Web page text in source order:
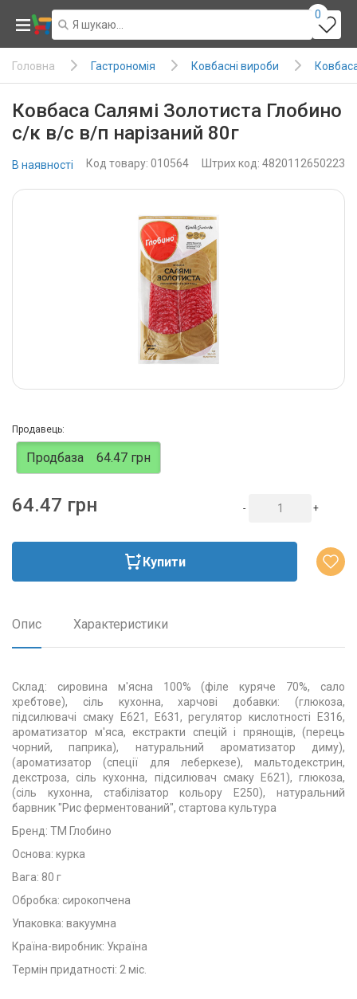
0
Головна Гастрономія Ковбасні вироби
Ковбаса Салямі Золотиста Глобино
с/к в/с в/п нарізаний 80г
В наявності Код товару: 010564 Штрих код: 4820112650223
Продавець:
Продбаза 64.47 грн
64.47 грн - +
Купити
Опис Характеристики
Склад: сировина м'ясна 100% (філе куряче 70%, сало
хребтове), сіль кухонна, харчові добавки: (глюкоза,
підсилювачі смаку Е621, Е631, регулятор кислотності Е316,
ароматизатор м'яса, екстракти спецій і прянощів, (перець
чорний, паприка), натуральний ароматизатор диму),
(ароматизатор (спеції для леберкезе), мальтодекстрин,
декстроза, сіль кухонна, підсилювач смаку Е621), глюкоза,
(сіль кухонна, стабілізатор кольору Е250), натуральний
барвник "Рис ферментований", стартова культура
Бренд: ТМ Глобино
Основа: курка
Вага: 80 г
Обробка: сирокопчена
Упаковка: вакуумна
Країна-виробник: Україна
Термін придатності: 2 міс.